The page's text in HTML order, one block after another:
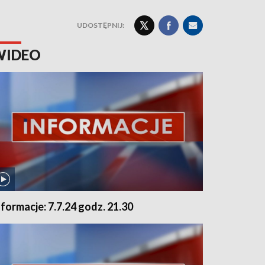
UDOSTĘPNIJ:
7.7.24 godz. 21.30